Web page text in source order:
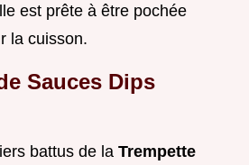
est prête à être pochée
la cuisson.
Sauces Dips
battus de la Trempette